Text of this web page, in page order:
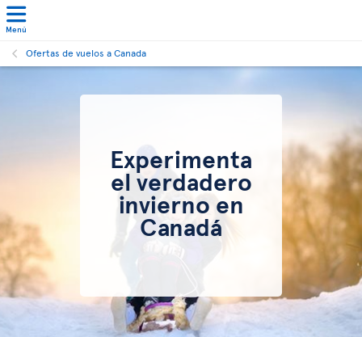
Menú
Ofertas de vuelos a Canada
Experimenta
el verdadero
invierno en
Canadá